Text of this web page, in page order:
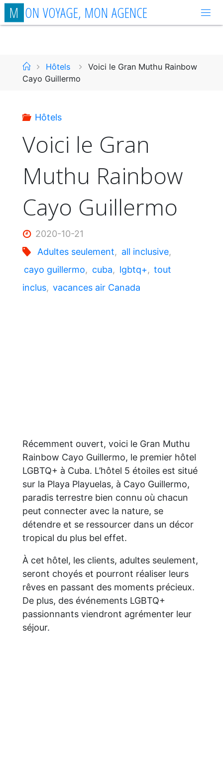
Aller
auM ON VOYAGE, MON AGENCE
AccueilHôtels
Voici le Gran Muthu Rainbow
Cayo Guillermo
Hôtels
Voici le Gran
Muthu Rainbow
Cayo Guillermo
2020-10-21
Adultes seulement, all inclusive,
cayo guillermo, cuba, lgbtq+, tout
inclus, vacances air Canada
Récemment ouvert, voici le Gran Muthu
Rainbow Cayo Guillermo, le premier hôtel
LGBTQ+ à Cuba. L’hôtel 5 étoiles est situé
sur la Playa Playuelas, à Cayo Guillermo,
paradis terrestre bien connu où chacun
peut connecter avec la nature, se
détendre et se ressourcer dans un décor
tropical du plus bel effet.
À cet hôtel, les clients, adultes seulement,
seront choyés et pourront réaliser leurs
rêves en passant des moments précieux.
De plus, des événements LGBTQ+
passionnants viendront agrémenter leur
séjour.